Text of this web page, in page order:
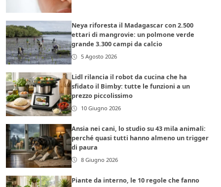
Neya riforesta il Madagascar con 2.500
ettari di mangrovie: un polmone verde
grande 3.300 campi da calcio
5 Agosto 2026
Lidl rilancia il robot da cucina che ha
sfidato il Bimby: tutte le funzioni a un
prezzo piccolissimo
10 Giugno 2026
Ansia nei cani, lo studio su 43 mila animali:
perché quasi tutti hanno almeno un trigger
di paura
8 Giugno 2026
Piante da interno, le 10 regole che fanno